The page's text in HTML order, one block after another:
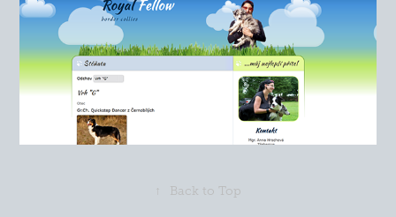
↑ Back to Top